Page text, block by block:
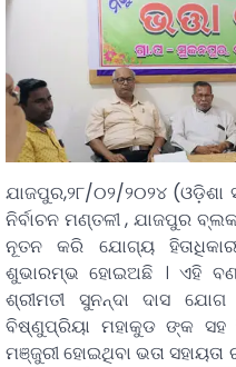
ଯାଜପୁର,୨୮/୦୨/୨୦୨୪ (ଓଡ଼ିଶା
ନିର୍ବାଚନ ମଣ୍ତଳୀ , ଯାଜପୁର
ନୂତନ କରି ଯୋଗ୍ୟ
ଶୁଭାରମ୍ଭ ହୋଇଅଛି । ଏହି
ଶ୍ରୀମତୀ ସୁନନ୍ଦା ଦାସ
ବିଷ୍ଣୁପ୍ରିୟା ମହାକୁଡ ଙ୍କ ସହ
ମଞ୍ଜୁରୀ ହୋଇଥିବା ଭତା ସହାୟତା